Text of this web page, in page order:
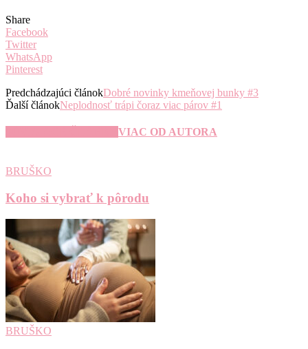
Share
Facebook
Twitter
WhatsApp
Pinterest
Predchádzajúci článokDobré novinky kmeňovej bunky #3
Ďalší článokNeplodnosť trápi čoraz viac párov #1
VIAC OD AUTORA
BRUŠKO
Koho si vybrať k pôrodu
BRUŠKO